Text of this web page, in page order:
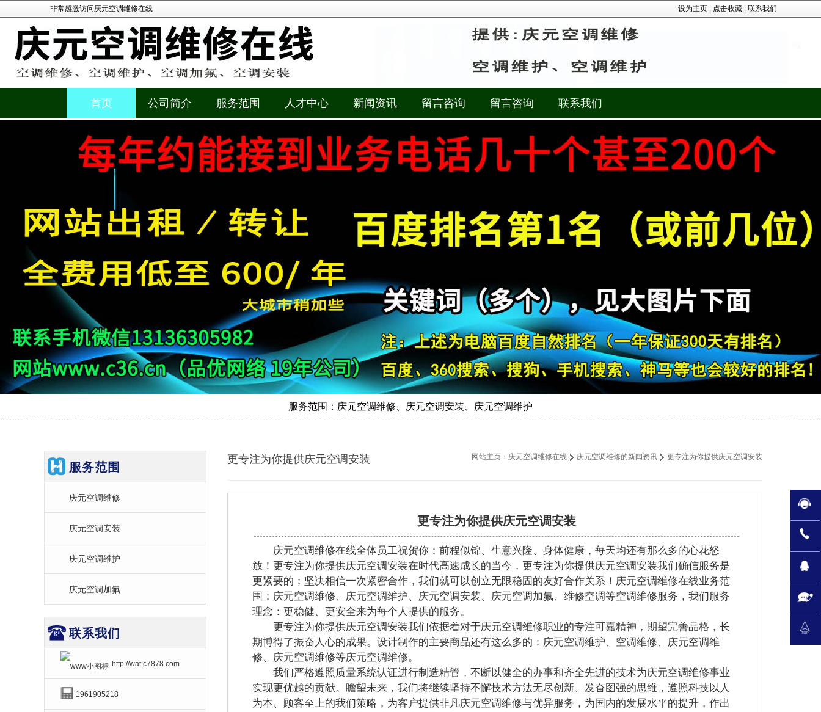
非常感激访问庆元空调维修在线 设为主页 点击收藏 联系我们
首页 公司简介 服务范围 人才中心 新闻资讯 留言咨询 留言咨询 联系我们
服务范围：庆元空调维修、庆元空调安装、庆元空调维护
更专注为你提供庆元空调安装 网站主页： 庆元空调维修在线 庆元空调维修的新闻资讯 更专注为你提供庆元空调安装
更专注为你提供庆元空调安装
庆元空调维修在线全体员工祝贺你：前程似锦、生意兴隆、身体健康，每天均还有那么多的心花怒
放！更专注为你提供庆元空调安装在时代高速成长的当今，更专注为你提供庆元空调安装我们确信服务是
更紧要的；坚决相信一次紧密合作，我们就可以创立无限稳固的友好合作关系！庆元空调维修在线业务范
围：庆元空调维修、庆元空调维护、庆元空调安装、庆元空调加氟、维修空调等空调维修服务，我们服务
理念：更稳健、更安全来为每个人提供的服务。
更专注为你提供庆元空调安装我们依据着对于庆元空调维修职业的专注可嘉精神，期望完善品格，长
期博得了振奋人心的成果。设计制作的主要商品还有这么多的：庆元空调维护、空调维修、庆元空调维
修、庆元空调维修等庆元空调维修。
我们严格遵照质量系统认证进行制造精管，不断以健全的办事和齐全先进的技术为庆元空调维修事业
实现更优越的贡献。瞻望未来，我们将继续坚持不懈技术方法无尽创新、发奋图强的思维，遵照科技以人
为本、顾客至上的我们策略，为客户提供非凡庆元空调维修与优异服务，为国内的发展水平的提升，作出
服务范围
庆元空调维修
庆元空调安装
庆元空调维护
庆元空调加氟
联系我们
http://wat.c7878.com
1961905218